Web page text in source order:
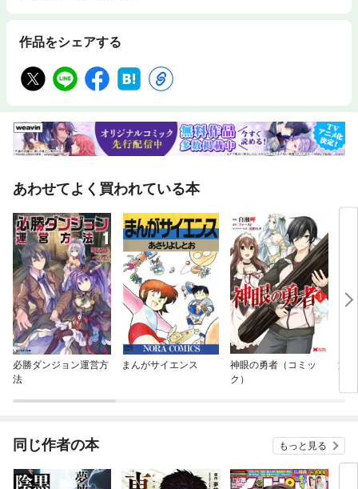
作品をシェアする
あわせてよく買われている本
必勝ダンジョン運営方
法
まんがサイエンス
神眼の勇者（コミッ
ク）
第
同じ作者の本 もっと見る